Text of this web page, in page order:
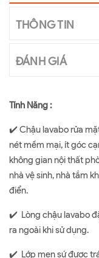
THÔNG TIN
ĐÁNH GIÁ
Tính Năng :
✔️ Chậu lavabo rửa
nét mềm mại, ít góc
không gian nội thất
nhà vệ sinh, nhà tắm
điển.
✔️ Lòng chậu lavabo
ra ngoài khi sử dụng.
✔️ Lớp men sứ được